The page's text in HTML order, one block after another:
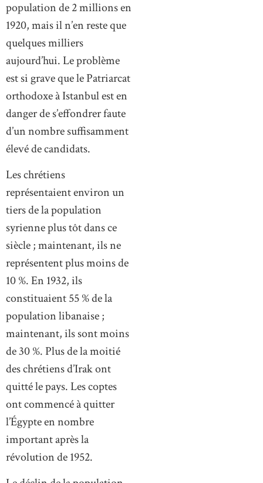
population de 2 millions en
1920, mais il n’en reste que
quelques milliers
aujourd’hui. Le problème
est si grave que le Patriarcat
orthodoxe à Istanbul est en
danger de s’effondrer faute
d’un nombre suffisamment
élevé de candidats.
Les chrétiens
représentaient environ un
tiers de la population
syrienne plus tôt dans ce
siècle ; maintenant, ils ne
représentent plus moins de
10 %. En 1932, ils
constituaient 55 % de la
population libanaise ;
maintenant, ils sont moins
de 30 %. Plus de la moitié
des chrétiens d’Irak ont
quitté le pays. Les coptes
ont commencé à quitter
l’Égypte en nombre
important après la
révolution de 1952.